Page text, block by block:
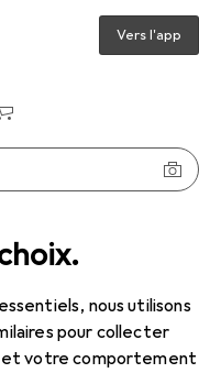
nous utilisons
pour collecter
et votre comportement
Vers l'app
180.6
180.6